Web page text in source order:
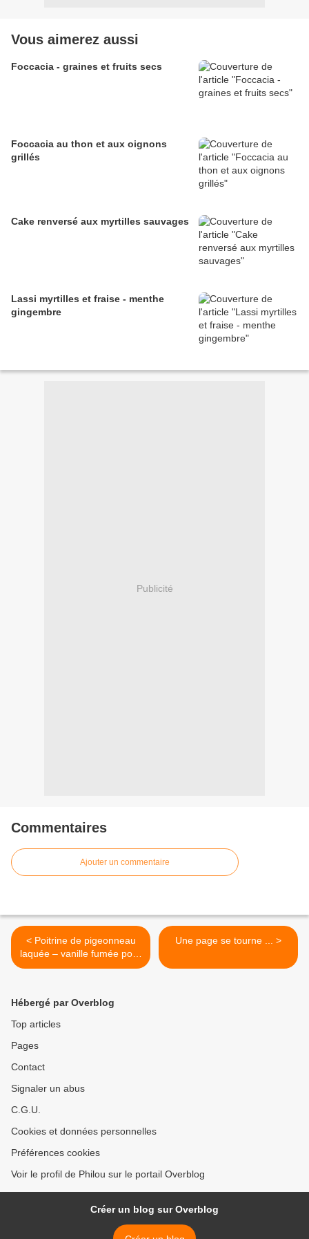
Vous aimerez aussi
Foccacia - graines et fruits secs
Foccacia au thon et aux oignons
grillés
Cake renversé aux myrtilles sauvages
Lassi myrtilles et fraise - menthe
gingembre
Publicité
Commentaires
Ajouter un commentaire
< Poitrine de pigeonneau
laquée – vanille fumée pour
Champagnes de Vignerons
Une page se tourne ... >
Hébergé par Overblog
Top articles
Pages
Contact
Signaler un abus
C.G.U.
Cookies et données personnelles
Préférences cookies
Voir le profil de Philou sur le portail Overblog
Créer un blog sur Overblog